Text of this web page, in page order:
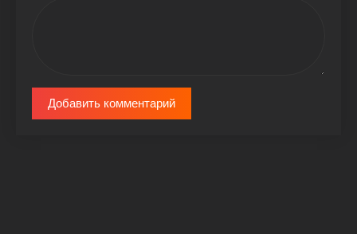
Добавить комментарий